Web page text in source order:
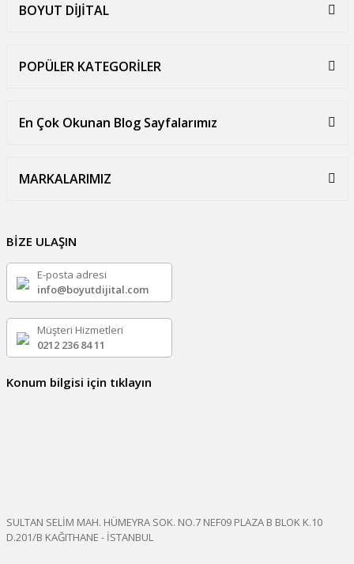
BOYUT DİJİTAL
POPÜLER KATEGORİLER
En Çok Okunan Blog Sayfalarımız
MARKALARIMIZ
BİZE ULAŞIN
E-posta adresi
info@boyutdijital.com
Müşteri Hizmetleri
0212 236 84 11
Konum bilgisi için tıklayın
SULTAN SELİM MAH. HÜMEYRA SOK. NO.7 NEF09 PLAZA B BLOK K.10
D.201/B KAĞITHANE - İSTANBUL